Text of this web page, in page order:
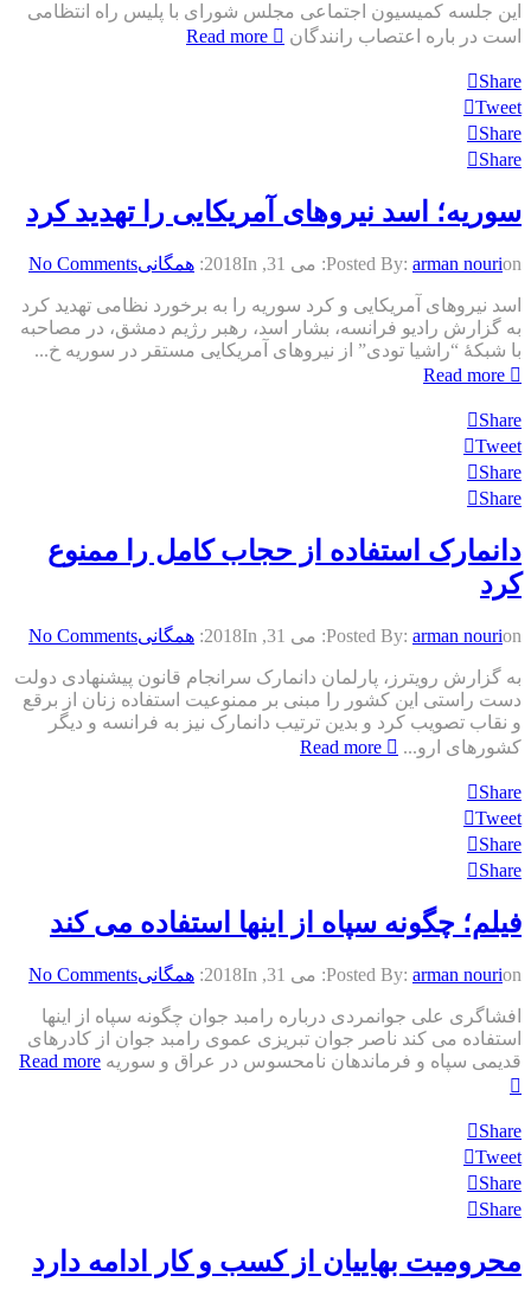
این جلسه کمیسیون اجتماعی مجلس شورای با پلیس راه انتظامی
است در باره اعتصاب رانندگان
Read more
Share
Tweet
Share
Share
سوریه؛ اسد نیروهای آمریکایی را تهدید کرد
Posted By: arman nourion: می 31, 2018 In: همگانیNo Comments
اسد نیروهای آمریکایی و کرد سوریه را به برخورد نظامی تهدید کرد
به گزارش رادیو فرانسه، بشار اسد، رهبر رژیم دمشق، در مصاحبه
با شبکۀ “راشیا تودی” از نیروهای آمریکایی مستقر در سوریه خ...
Read more
Share
Tweet
Share
Share
دانمارک استفاده از حجاب کامل را ممنوع
کرد
Posted By: arman nourion: می 31, 2018 In: همگانیNo Comments
به گزارش رویترز، پارلمان دانمارک سرانجام قانون پیشنهادی دولت
دست راستی این کشور را مبنی بر ممنوعیت استفاده زنان از برقع
و نقاب تصویب کرد و بدین ترتیب دانمارک نیز به فرانسه و دیگر
کشورهای ارو...
Read more
Share
Tweet
Share
Share
فیلم؛ چگونە سپاه از اینها استفادە می کند
Posted By: arman nourion: می 31, 2018 In: همگانیNo Comments
افشاگری علی‌ جوانمردی درباره رامبد جوان چگونە سپاه از اینها
استفادە می کند ناصر جوان تبریزی عموی رامبد جوان از کادرهای
قدیمی سپاه و فرماندهان نامحسوس در عراق و سوریه Read more
Share
Tweet
Share
Share
محرومیت بهاییان از کسب و کار ادامه دارد